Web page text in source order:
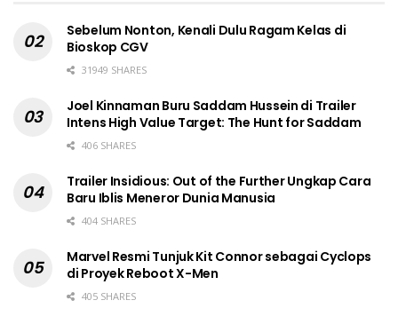
Sebelum Nonton, Kenali Dulu Ragam Kelas di
Bioskop CGV
31949 SHARES
Joel Kinnaman Buru Saddam Hussein di Trailer
Intens High Value Target: The Hunt for Saddam
406 SHARES
Trailer Insidious: Out of the Further Ungkap Cara
Baru Iblis Meneror Dunia Manusia
404 SHARES
Marvel Resmi Tunjuk Kit Connor sebagai Cyclops
di Proyek Reboot X-Men
405 SHARES